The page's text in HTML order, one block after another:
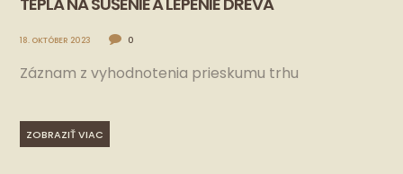
18. OKTÓBER 2023 0
Záznam z vyhodnotenia prieskumu trhu
ZOBRAZIŤ VIAC